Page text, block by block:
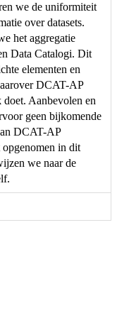
we de uniformiteit
over datasets.
het aggregatie
Data Catalogi. Dit
elementen en
DCAT-AP
doet. Aanbevolen en
geen bijkomende
DCAT-AP
in dit
we naar de